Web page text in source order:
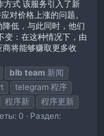
式 该服务引入了新
对价格上涨的问题。
低，与此同时，他们
变：在这种情况下，由
将能够赚取更多收
blb team 新闻
telegram 程序
程序新
程序更新
0
Раздел: